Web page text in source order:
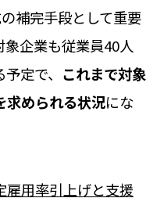
補完手段として重要
企業も従業員40人
定で、 これまで対象
求められる状況にな
雇用率引上げと支援